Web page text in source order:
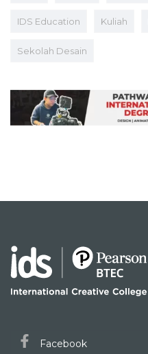
IDS Education Kuliah
Sekolah Desain
Facebook